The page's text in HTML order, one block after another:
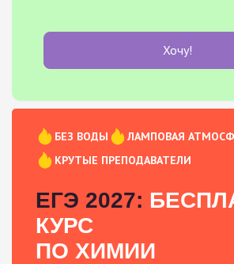
Хочу!
БЕЗ ВОДЫ
ЛАМПОВАЯ
КРУТЫЕ ПРЕПОДАВАТЕЛИ
ЕГЭ 2027:
КУРС
ПО ХИМИИ